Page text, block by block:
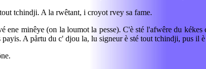
tchindji. A la rwêtant, i croyot rvey sa fame.
ene minêye (on la loumot la pesse). C'è sté l'afwêre du
A pårtu du c' djou la, lu signeur è sté tout tchindji, pus il